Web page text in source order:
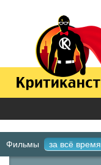
Фильмы за всё время